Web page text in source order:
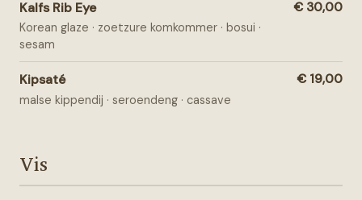
Kalfs Rib Eye
Korean glaze · zoetzure komkommer · bosui ·
sesam
€ 30,00
Kipsaté
malse kippendij · seroendeng · cassave
€ 19,00
Vis